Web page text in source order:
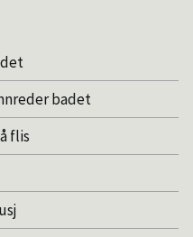
badet
flis